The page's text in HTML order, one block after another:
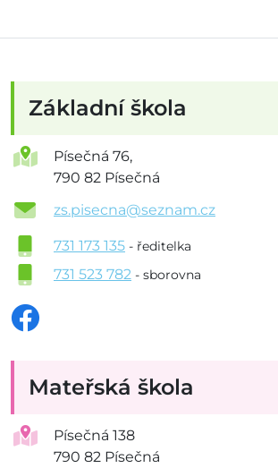
Základní škola
Písečná 76,
790 82 Písečná
zs.pisecna@seznam.cz
731 173 135 - ředitelka
731 523 782 - sborovna
Mateřská škola
Písečná 138
790 82 Písečná